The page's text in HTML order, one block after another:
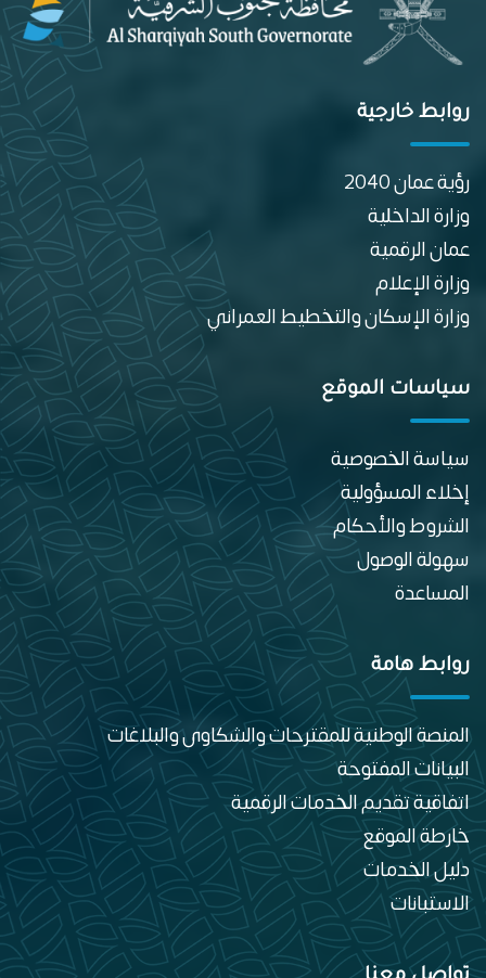
روابط خارجية
رؤية عمان 2040
وزارة الداخلية
عمان الرقمية
وزارة الإعلام
وزارة الإسكان والتخطيط العمراني
سياسات الموقع
سياسة الخصوصية
إخلاء المسؤولية
الشروط والأحكام
سهولة الوصول
المساعدة
روابط هامة
المنصة الوطنية للمقترحات والشكاوى والبلاغات
البيانات المفتوحة
اتفاقية تقديم الخدمات الرقمية
خارطة الموقع
دليل الخدمات
الاستبانات